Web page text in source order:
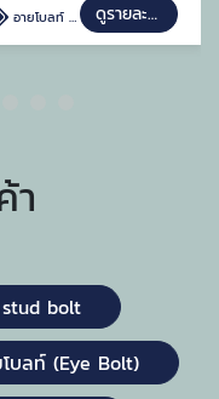
อายโบลท์ (Eye Bolt) ดูรายละเอียด
า
bolt
บลท์ (Eye Bolt)